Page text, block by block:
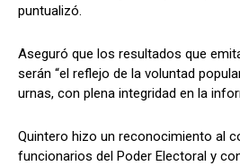
puntualizó.
Aseguró que los resultados que
serán “el reflejo de la voluntad
urnas, con plena integridad en la
Quintero hizo un reconocimiento al
funcionarios del Poder Electoral y